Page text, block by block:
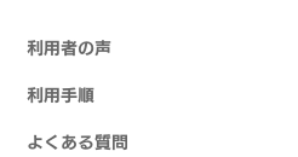
利用者の声
利用手順
よくある質問